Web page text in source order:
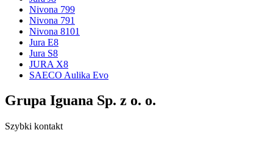
Nivona 799
Nivona 791
Nivona 8101
Jura E8
Jura S8
JURA X8
SAECO Aulika Evo
Grupa Iguana Sp. z o. o.
Szybki kontakt